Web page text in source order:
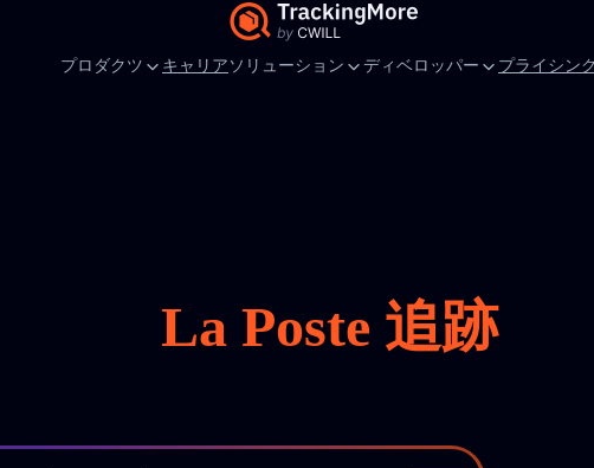
プロダクツ キャリア ソリューション ディベロッパー プライシン
La Poste 追跡